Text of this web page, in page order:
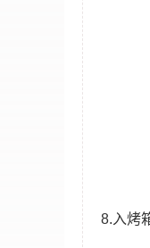
8.入烤